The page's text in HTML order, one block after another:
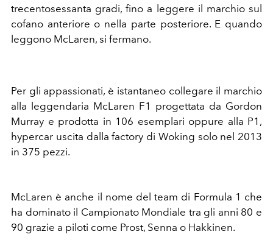
trecentosessanta gradi, fino a leggere il marchio sul
cofano anteriore o nella parte posteriore. E quando
leggono McLaren, si fermano.
Per gli appassionati, è istantaneo collegare il marchio
alla leggendaria McLaren F1 progettata da Gordon
Murray e prodotta in 106 esemplari oppure alla P1,
hypercar uscita dalla factory di Woking solo nel 2013
in 375 pezzi.
McLaren è anche il nome del team di Formula 1 che
ha dominato il Campionato Mondiale tra gli anni 80 e
90 grazie a piloti come Prost, Senna o Hakkinen.